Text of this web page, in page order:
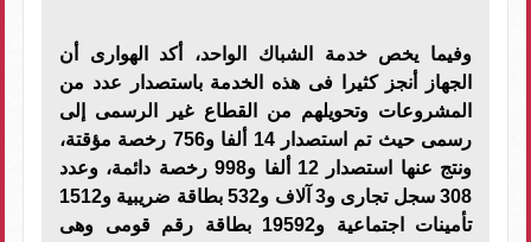
وفيما يخص خدمة الشباك الواحد، أكد الهوارى أن
الجهاز أنجز كثيرا فى هذه الخدمة باستصدار عدد من
المشروعات وتحويلهم من القطاع غير الرسمى إلى
رسمى حيث تم استصدار 14 ألفا و756 رخصة مؤقتة،
ونتج عنها استصدار 12 ألفا و998 رخصة دائمة، وعدد
308 سجل تجارى و3 آلاف و532 بطاقة ضريبية و1512
تأمينات اجتماعية و19592 بطاقة رقم قومى وهى